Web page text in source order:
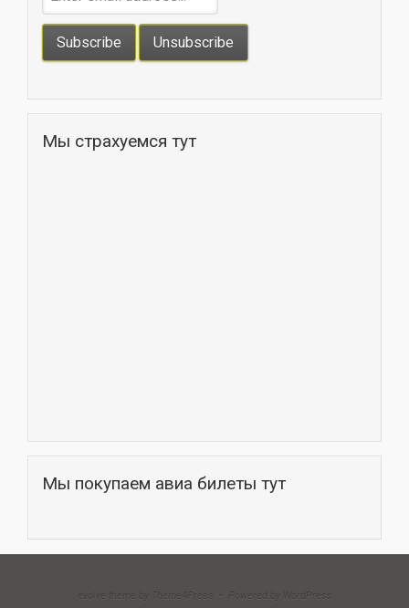
Мы страхуемся тут
Мы покупаем авиа билеты тут
evolve theme by Theme4Press • Powered by WordPress